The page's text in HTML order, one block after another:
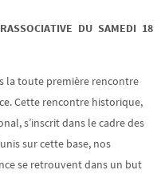
DU SAMEDI 18
la toute première rencontre
Cette rencontre historique,
s’inscrit dans le cadre des
sur cette base, nos
se retrouvent dans un but